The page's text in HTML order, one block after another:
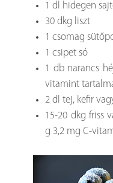
1 dl hidegen
30 dkg liszt
1 csomag
1 csipet só
1 db narancs
vitamint
2 dl tej, kefir
15-20 dkg friss
g 3,2 mg C-